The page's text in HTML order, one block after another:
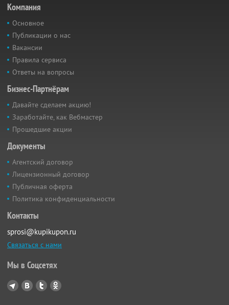
Компания
Основное
Публикации о нас
Вакансии
Правила сервиса
Ответы на вопросы
Бизнес-Партнёрам
Давайте сделаем акцию!
Заработайте, как Вебмастер
Прошедшие акции
Документы
Агентский договор
Лицензионный договор
Публичная оферта
Политика конфиденциальности
Контакты
sprosi@kupikupon.ru
Связаться с нами
Мы в Соцсетях